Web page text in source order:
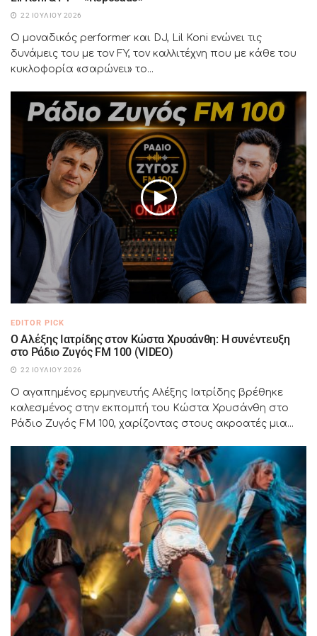
22 ΙΟΥΛΊΟΥ 2026
Ο μοναδικός performer και DJ, Lil Koni ενώνει τις
δυνάμεις του με τον FY, τον καλλιτέχνη που με κάθε του
κυκλοφορία «σαρώνει» το...
EDITOR PICK
Ο Αλέξης Ιατρίδης στον Κώστα Χρυσάνθη: Η συνέντευξη
στο Ράδιο Ζυγός FM 100 (VIDEO)
22 ΙΟΥΛΊΟΥ 2026
Ο αγαπημένος ερμηνευτής Αλέξης Ιατρίδης βρέθηκε
καλεσμένος στην εκπομπή του Κώστα Χρυσάνθη στο
Ράδιο Ζυγός FM 100, χαρίζοντας στους ακροατές μια...